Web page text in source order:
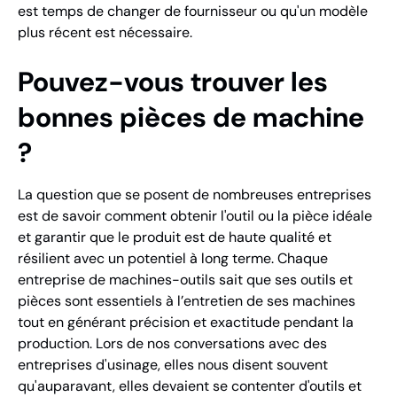
est temps de changer de fournisseur ou qu'un modèle
plus récent est nécessaire.
Pouvez-vous trouver les
bonnes pièces de machine
?
La question que se posent de nombreuses entreprises
est de savoir comment obtenir l'outil ou la pièce idéale
et garantir que le produit est de haute qualité et
résilient avec un potentiel à long terme. Chaque
entreprise de machines-outils sait que ses outils et
pièces sont essentiels à l’entretien de ses machines
tout en générant précision et exactitude pendant la
production. Lors de nos conversations avec des
entreprises d'usinage, elles nous disent souvent
qu'auparavant, elles devaient se contenter d'outils et